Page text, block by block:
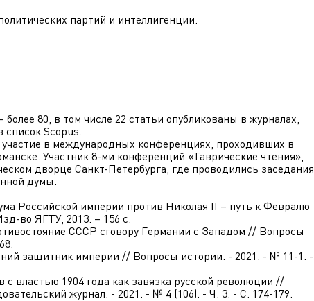
партий и интеллигенции.
80, в том числе 22 статьи опубликованы в журналах,
Scopus.
в международных конференциях, проходивших в
Участник 8-ми конференций «Таврические чтения»,
дворце Санкт-Петербурга, где проводились заседания
думы.
Российской империи против Николая II – путь к Февралю
во ЯГТУ, 2013. – 156 с.
СССР сговору Германии с Западом // Вопросы
защитник империи // Вопросы истории. - 2021. - № 11-1. -
властью 1904 года как завязка русской революции //
журнал. - 2021. - № 4 (106). - Ч. 3. - С. 174-179.